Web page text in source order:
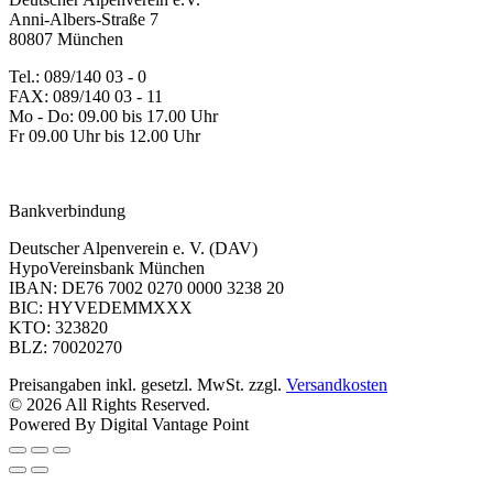
Anni-Albers-Straße 7
80807 München
Tel.: 089/140 03 - 0
FAX: 089/140 03 - 11
Mo - Do: 09.00 bis 17.00 Uhr
Fr 09.00 Uhr bis 12.00 Uhr
Bankverbindung
Deutscher Alpenverein e. V. (DAV)
HypoVereinsbank München
IBAN: DE76 7002 0270 0000 3238 20
BIC: HYVEDEMMXXX
KTO: 323820
BLZ: 70020270
Preisangaben inkl. gesetzl. MwSt. zzgl. Versandkosten
© 2026 All Rights Reserved.
Powered By Digital Vantage Point